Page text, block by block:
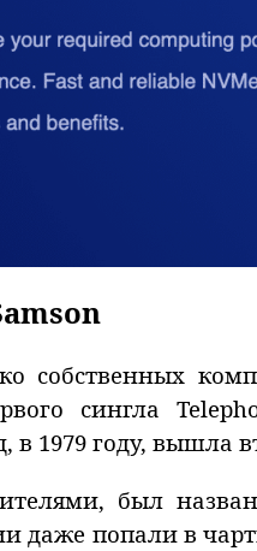
собственных
сингла
1979 году, вышла
был
даже попали в